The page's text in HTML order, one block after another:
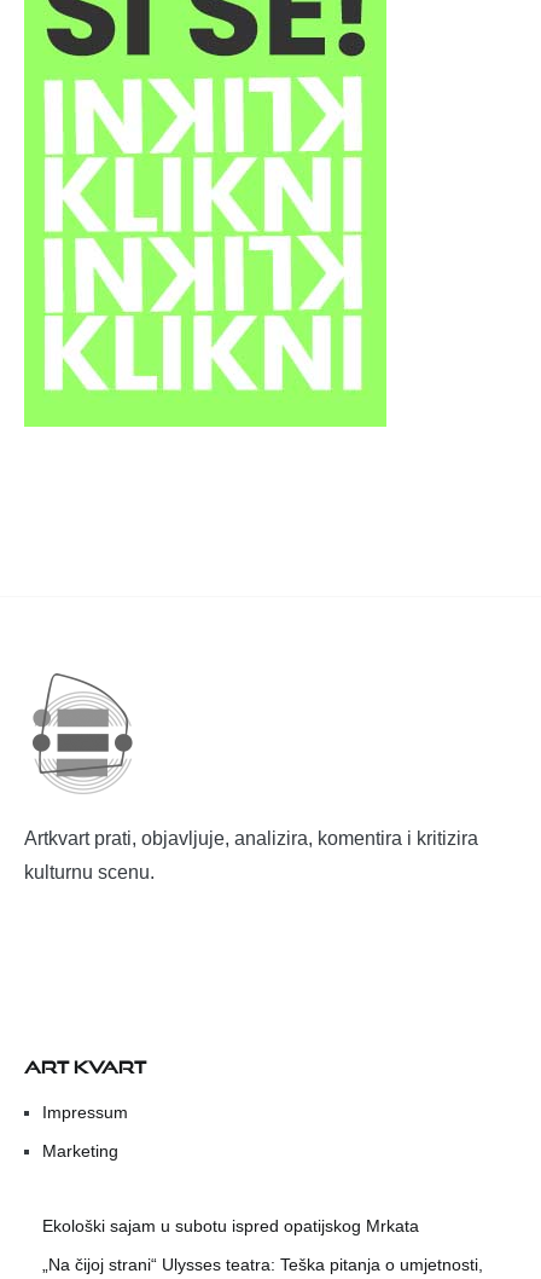
Artkvart prati, objavljuje, analizira, komentira i kritizira
kulturnu scenu.
ART KVART
Impressum
Marketing
Ekološki sajam u subotu ispred opatijskog Mrkata
„Na čijoj strani“ Ulysses teatra: Teška pitanja o umjetnosti,